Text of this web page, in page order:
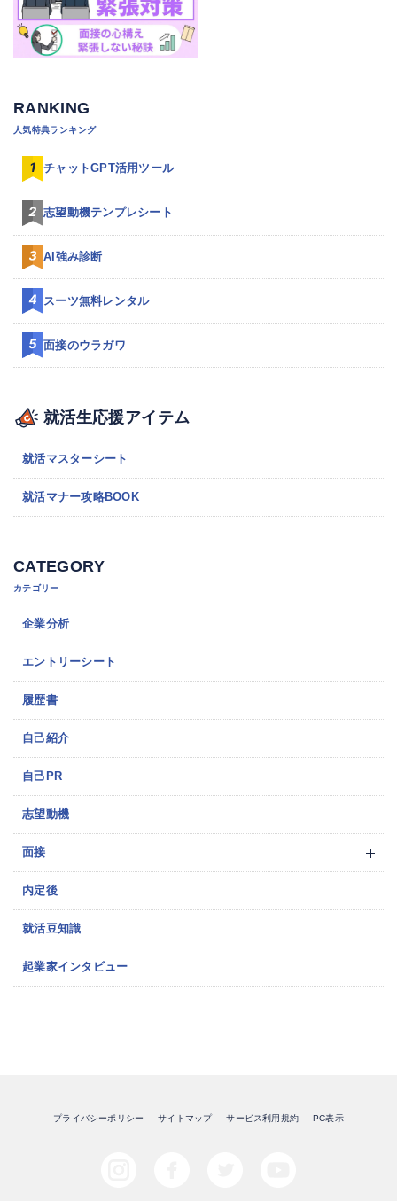
RANKING
人気特典ランキング
チャットGPT活用ツール
志望動機テンプレシート
AI強み診断
スーツ無料レンタル
面接のウラガワ
就活生応援アイテム
就活マスターシート
就活マナー攻略BOOK
CATEGORY
カテゴリー
企業分析
エントリーシート
履歴書
自己紹介
自己PR
志望動機
面接
内定後
就活豆知識
起業家インタビュー
プライバシーポリシー サイトマップ サービス利用規約 PC表示